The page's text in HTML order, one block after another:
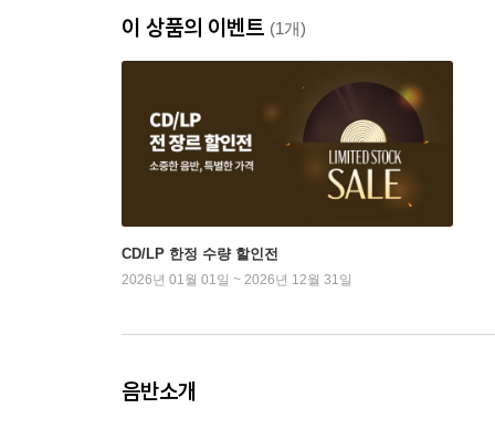
이 상품의 이벤트 (1개)
CD/LP 한정 수량 할인전
2026년 01월 01일 ~ 2026년 12월 31일
음반소개